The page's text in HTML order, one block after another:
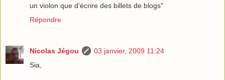
un violon que d’écrire des billets de blogs"
Répondre
Nicolas Jégou
03 janvier, 2009 11:24
Sia,